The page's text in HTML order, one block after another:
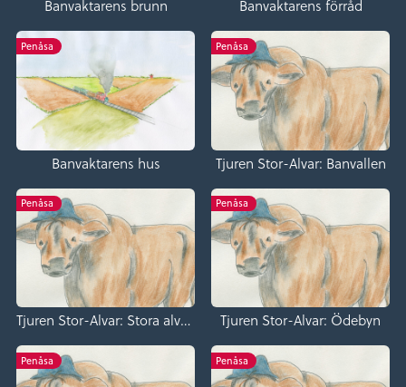
Banvaktarens brunn Banvaktarens förråd
Penåsa
Banvaktarens hus
Penåsa
Tjuren Stor-Alvar: Banvallen
Penåsa
Tjuren Stor-Alvar: Stora alvaret
Penåsa
Tjuren Stor-Alvar: Ödebyn
Penåsa Penåsa